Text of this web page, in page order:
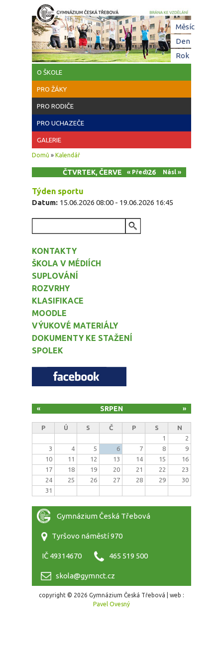
Přejít k hlavnímu obsahu
O ŠKOLE
PRO ŽÁKY
PRO RODIČE
PRO UCHAZEČE
GALERIE
Jste zde
Domů » Kalendář
ČTVRTEK, ČERVEN 18, 2026
« Před Násl »
Týden sportu
Datum: 15.06.2026 08:00 - 19.06.2026 16:45
KONTAKTY
ŠKOLA V MÉDIÍCH
SUPLOVÁNÍ
ROZVRHY
KLASIFIKACE
MOODLE
VÝUKOVÉ MATERIÁLY
DOKUMENTY KE STAŽENÍ
SPOLEK
SRPEN
« »
P Ú S Č P S
N
1
2
3
4 5 6 7 8
9
10
11 12 13 14 15
16
17
18 19 20 21 22
23
24
25 26 27 28 29
30
31
Gymnázium Česká Třebová
Tyršovo náměstí 970
IČ 49314670 465 519 500
skola@gymnct.cz
copyright © 2026 Gymnázium Česká Třebová | web :
Pavel Ovesný
Měsíc
Den(aktivní
Rok